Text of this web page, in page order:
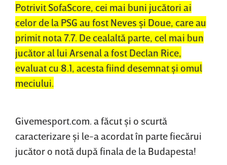
Potrivit SofaScore, cei mai buni jucători ai
celor de la PSG au fost Neves şi Doue, care au
primit nota 7.7. De cealaltă parte, cel mai bun
jucător al lui Arsenal a fost Declan Rice,
evaluat cu 8.1, acesta fiind desemnat şi omul
meciului.
Givemesport.com. a făcut şi o scurtă
caracterizare şi le-a acordat în parte fiecărui
jucător o notă după finala de la Budapesta!